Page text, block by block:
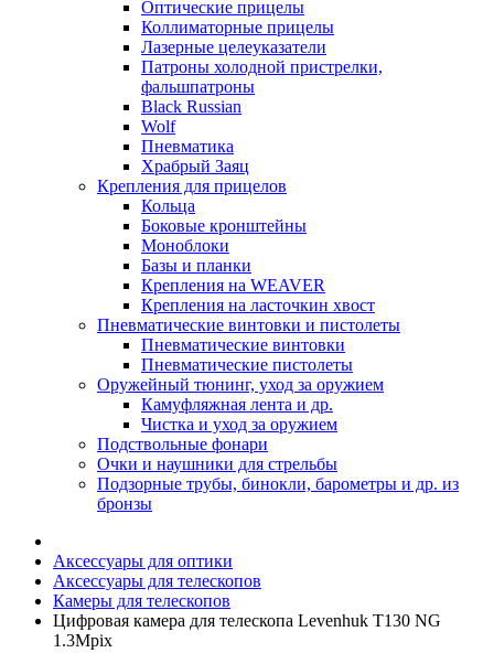
Оптические прицелы
Коллиматорные прицелы
Лазерные целеуказатели
Патроны холодной пристрелки,
фальшпатроны
Black Russian
Wolf
Пневматика
Храбрый Заяц
Крепления для прицелов
Кольца
Боковые кронштейны
Моноблоки
Базы и планки
Крепления на WEAVER
Крепления на ласточкин хвост
Пневматические винтовки и пистолеты
Пневматические винтовки
Пневматические пистолеты
Оружейный тюнинг, уход за оружием
Камуфляжная лента и др.
Чистка и уход за оружием
Подствольные фонари
Очки и наушники для стрельбы
Подзорные трубы, бинокли, барометры и др. из
бронзы
Аксессуары для оптики
Аксессуары для телескопов
Камеры для телескопов
Цифровая камера для телескопа Levenhuk T130 NG
1.3Mpix